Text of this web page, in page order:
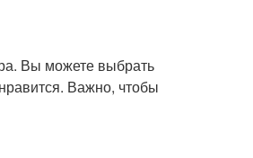
Вы можете выбрать
Важно, чтобы